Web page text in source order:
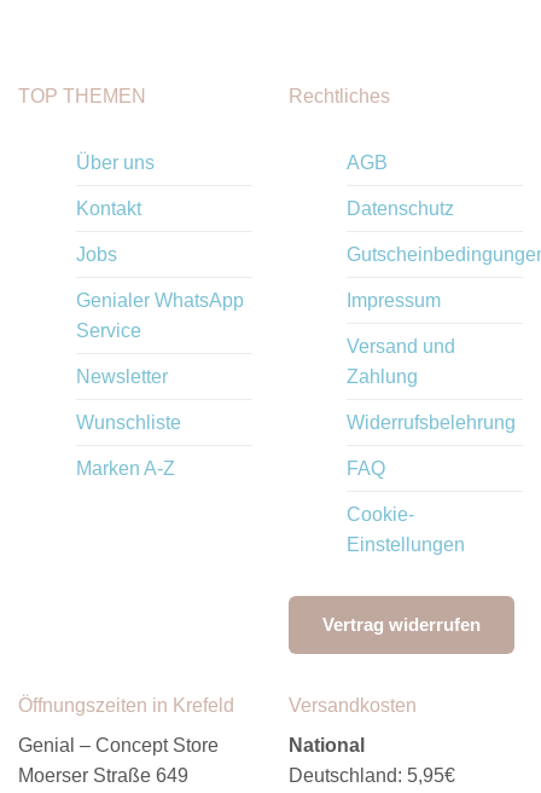
TOP THEMEN
Über uns
Kontakt
Jobs
Genialer WhatsApp
Service
Newsletter
Wunschliste
Marken A-Z
Rechtliches
AGB
Datenschutz
Impressum
Versand und
Zahlung
Widerrufsbelehrung
FAQ
Cookie-
Einstellungen
Vertrag widerrufen
Öffnungszeiten in Krefeld
Genial – Concept Store
Moerser Straße 649
Versandkosten
National
Deutschland: 5,95€